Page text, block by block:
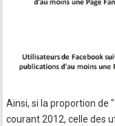
Ainsi, si la proportion de "
courant 2012, celle des